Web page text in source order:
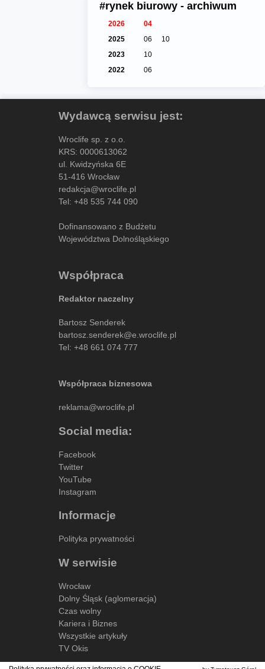
#rynek biurowy - archiwum
2026
04
2025
06
10
2023
10
2022
06
Wydawcą serwisu jest:
Wroclife sp. z o.o.
KRS: 0000613062
ul. Kwidzyńska 6E
51-416 Wrocław
redakcja@wroclife.pl
Tel: +48 535 744 090
Dofinansowano z Budżetu
Województwa Dolnośląskiego
Współpraca
Redaktor naczelny
Bartosz Senderek
bartosz.senderek@e.wroclife.pl
Tel: +48 661 074 777
Współpraca biznesowa
reklama@wroclife.pl
Social media:
Facebook
Twitter
YouTube
Instagram
Informacje
Polityka prywatności
W serwisie
Wrocław
Dolny Śląsk (aglomeracja)
Czas wolny
Kariera i Biznes
Wszystkie artykuły
TV Okis